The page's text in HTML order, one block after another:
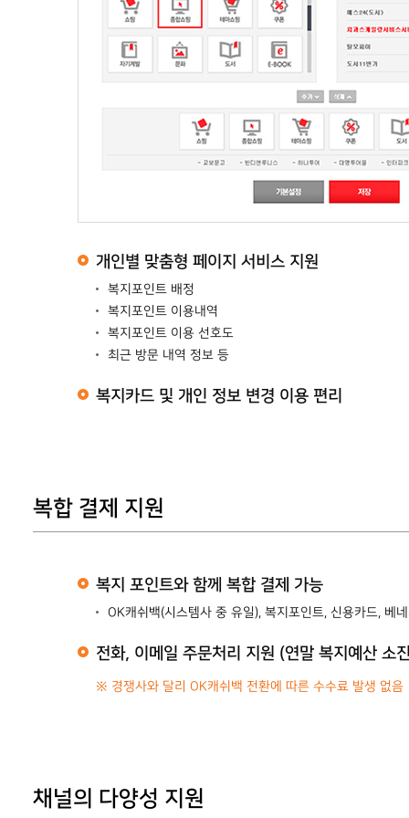
개인별 맞춤형 페이지 서비스 지원
복지포인트 배정
복지포인트 이용내역
복지포인트 이용 선호도
최근 방문 내역 정보 등
복지카드 및 개인 정보 변경 이용 편리
복합 결제 지원
복지 포인트와 함께 복합 결제 가능
OK캐쉬백(시스템사 중 유일), 복지포인트, 신용카드, 베
전화, 이메일 주문처리 지원 (연말 복지예산 소
※ 경쟁사와 달리 OK캐쉬백 전환에 따른 수수료 발생 없음
채널의 다양성 지원